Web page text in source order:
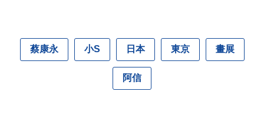
蔡康永 小S 日本 東京 畫展
阿信